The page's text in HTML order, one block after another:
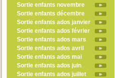
Sortie enfants novembre
Sortie enfants décembre
Sortie enfants ados janvier
Sortie enfants ados février
Sortie enfants ados mars
Sortie enfants ados avril
Sortie enfants ados mai
Sortie enfants ados juin
Sortie enfants ados juillet